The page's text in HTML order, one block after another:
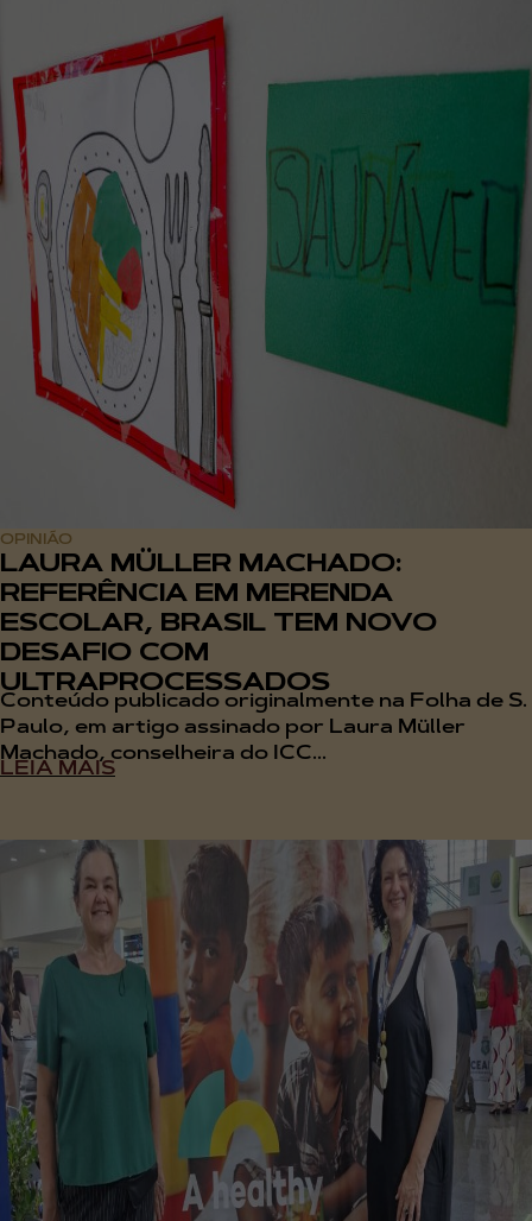
OPINIÃO
LAURA MÜLLER MACHADO:
REFERÊNCIA EM MERENDA
ESCOLAR, BRASIL TEM NOVO
DESAFIO COM
ULTRAPROCESSADOS
Conteúdo publicado originalmente na Folha de S.
Paulo, em artigo assinado por Laura Müller
Machado, conselheira do ICC...
LEIA MAIS